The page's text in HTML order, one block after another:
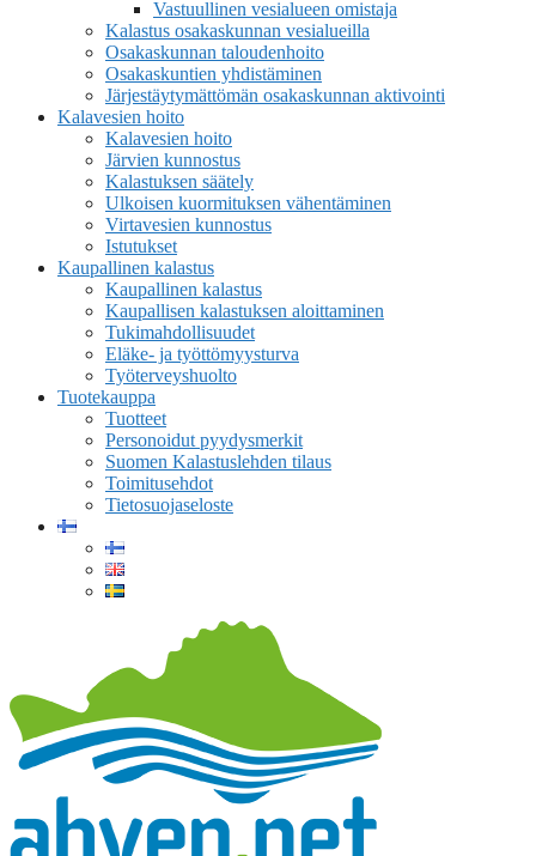
Vastuullinen vesialueen omistaja
Kalastus osakaskunnan vesialueilla
Osakaskunnan taloudenhoito
Osakaskuntien yhdistäminen
Järjestäytymättömän osakaskunnan aktivointi
Kalavesien hoito
Kalavesien hoito
Järvien kunnostus
Kalastuksen säätely
Ulkoisen kuormituksen vähentäminen
Virtavesien kunnostus
Istutukset
Kaupallinen kalastus
Kaupallinen kalastus
Kaupallisen kalastuksen aloittaminen
Tukimahdollisuudet
Eläke- ja työttömyysturva
Työterveyshuolto
Tuotekauppa
Tuotteet
Personoidut pyydysmerkit
Suomen Kalastuslehden tilaus
Toimitusehdot
Tietosuojaseloste